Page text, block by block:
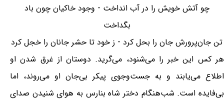
چو آتش خویش را در آب انداخت - وجود خاکیان چون باد
بگداخت
تن جان‌پرورش جان را بحل کرد - ز خود تا حشر جانان را خجل کرد
هر کس این خبر را می‌شنود، می‌گرید. دوستان از غرق شدن او
اطلاع می‌یابند و به جست‌وجوی پیکر بی‌جان او می‌روند، اما
بی‌فایده است. شب‌هنگام دختر شاه بنارس به هوای شنیدن صدای